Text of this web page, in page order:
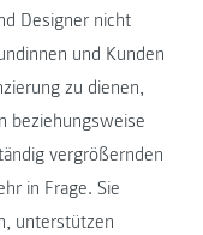
Designer nicht
und Kunden
zu dienen,
beziehungsweise
vergrößernden
in Frage. Sie
unterstützen